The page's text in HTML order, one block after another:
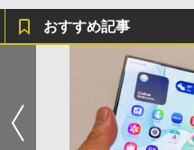
おすすめ記事